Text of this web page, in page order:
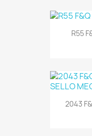
R55
2043